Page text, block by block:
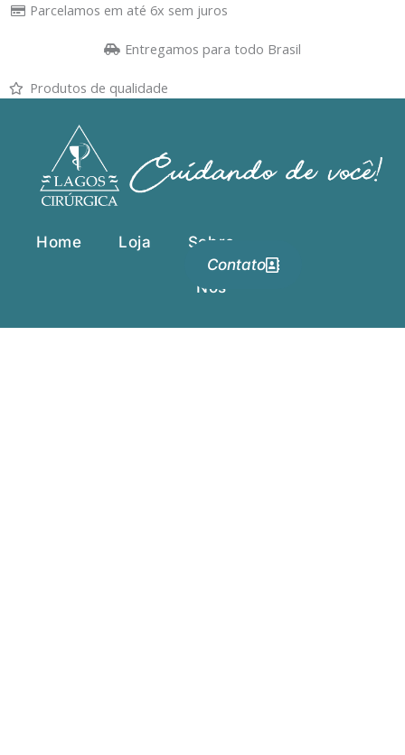
Parcelamos em até 6x sem juros
Entregamos para todo Brasil
Produtos de qualidade
Home Loja Sobre
Nós
Contato